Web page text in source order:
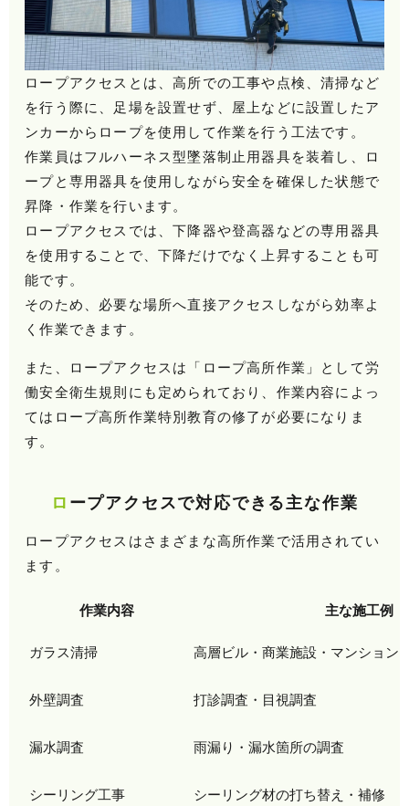
ロープアクセスとは、高所での工事や点検、清掃など
を行う際に、足場を設置せず、屋上などに設置したア
ンカーからロープを使用して作業を行う工法です。
作業員はフルハーネス型墜落制止用器具を装着し、ロ
ープと専用器具を使用しながら安全を確保した状態で
昇降・作業を行います。
ロープアクセスでは、下降器や登高器などの専用器具
を使用することで、下降だけでなく上昇することも可
能です。
そのため、必要な場所へ直接アクセスしながら効率よ
く作業できます。
また、ロープアクセスは「ロープ高所作業」として労
働安全衛生規則にも定められており、作業内容によっ
てはロープ高所作業特別教育の修了が必要になりま
す。
ロープアクセスで対応できる主な作業
ロープアクセスはさまざまな高所作業で活用されてい
ます。
作業内容 主な施工例
ガラス清掃 高層ビル・商業施設・マンション
外壁調査 打診調査・目視調査
漏水調査 雨漏り・漏水箇所の調査
シーリング工事 シーリング材の打ち替え・補修